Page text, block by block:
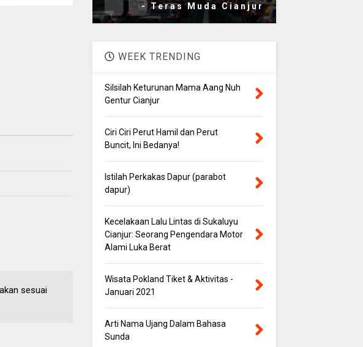
sesuai
- Teras Muda Cianjur
WEEK TRENDING
Silsilah Keturunan Mama Aang Nuh
Gentur Cianjur
Ciri Ciri Perut Hamil dan Perut
Buncit, Ini Bedanya!
Istilah Perkakas Dapur (parabot
dapur)
Kecelakaan Lalu Lintas di Sukaluyu
Cianjur: Seorang Pengendara Motor
Alami Luka Berat
Wisata Pokland Tiket & Aktivitas -
Januari 2021
Arti Nama Ujang Dalam Bahasa
Sunda